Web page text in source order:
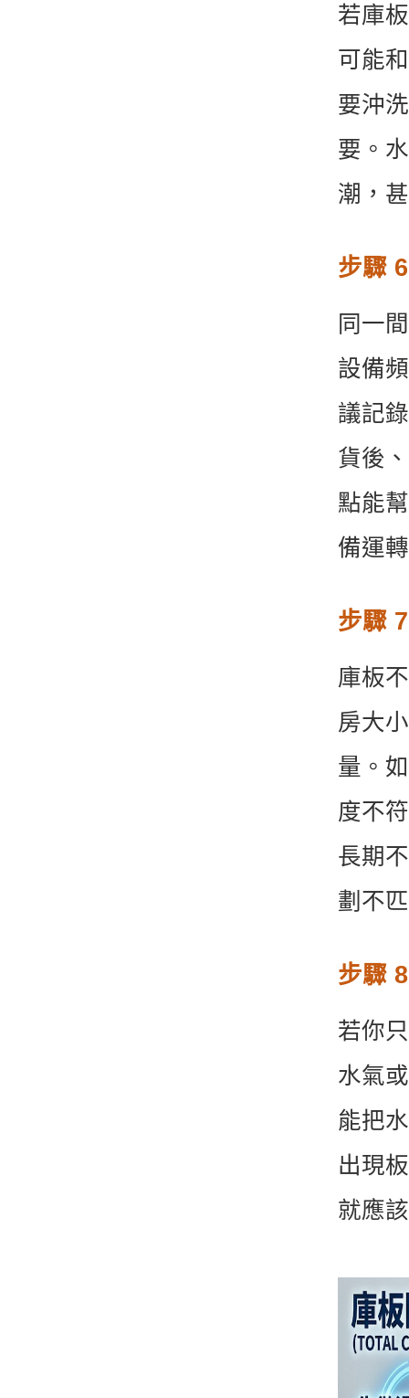
若庫
可能
要沖
要。
潮，
步驟
同一
設備
議記
貨後
點能
備運
步驟
庫板
房大
量。
度不
長期
劃不
步驟
若你
水氣
能把
出現
就應